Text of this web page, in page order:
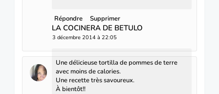
Répondre Supprimer
LA COCINERA DE BETULO
3 décembre 2014 à 22:05
Une délicieuse tortilla de pommes de terre
avec moins de calories.
Une recette très savoureux.
À bientôt!!